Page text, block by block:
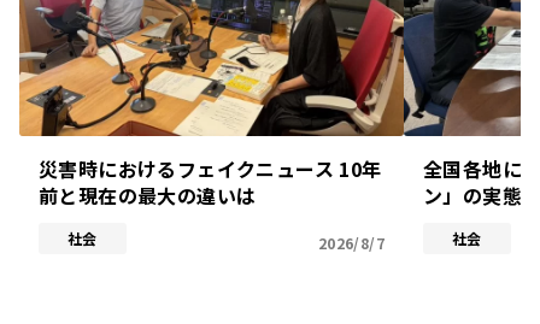
災害時におけるフェイクニュース 10年
前と現在の最大の違いは
社会 2026/8/7
全国各地に
ン」の実態
社会